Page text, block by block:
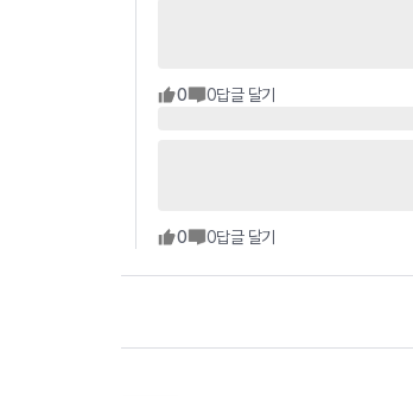
0 0답글 달기
0 0답글 달기